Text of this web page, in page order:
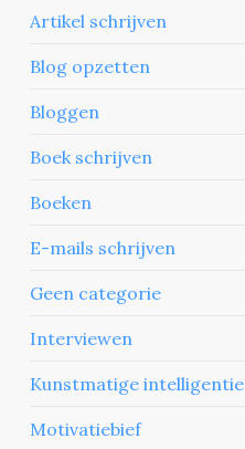
Artikel schrijven
Blog opzetten
Bloggen
Boek schrijven
Boeken
E-mails schrijven
Geen categorie
Interviewen
Kunstmatige intelligentie
Motivatiebief